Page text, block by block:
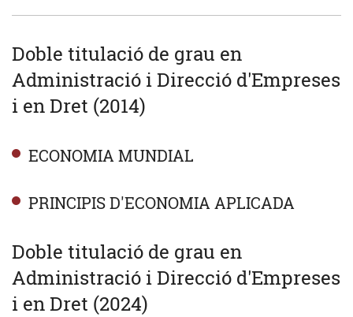
Doble titulació de grau en
Administració i Direcció d'Empreses
i en Dret (2014)
ECONOMIA MUNDIAL
PRINCIPIS D'ECONOMIA APLICADA
Doble titulació de grau en
Administració i Direcció d'Empreses
i en Dret (2024)